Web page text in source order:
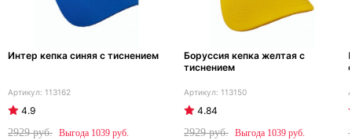
Интер кепка синяя с тиснением
113162
4.9
2929
1039
Боруссия кепка желтая с
тиснением
113150
4.84
2929
1039